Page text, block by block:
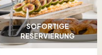
SOFORTIGE
RESERVIERUNG